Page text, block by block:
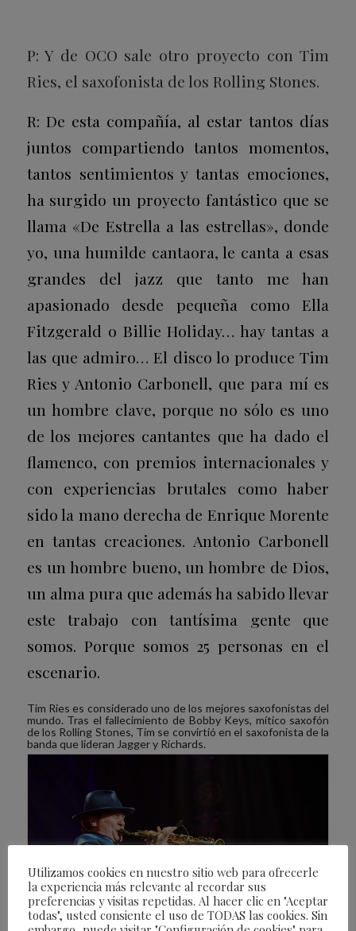
P: Y de OCO sale otro proyecto con Tim
Ries, el saxofonista de los Rolling Stones.
R: De esta compañía, al estar tantos días
juntos compartiendo tantos momentos,
tantos sentimientos y tantas emociones,
ha surgido un proyecto fantástico que se
llama «De Estrella a las estrellas», donde
yo, una humilde cantaora, le canta a esas
grandes del jazz que tanto me han
apasionado desde pequeña como Ella
Fitzgerald o Billie Holiday… hay tantas a
las que admiro… El disco lo produce Tim
Ries y Antonio Carbonell, que para mí es
un hombre clave, porque no sólo es uno
de los mejores cantantes que ha dado el
flamenco, con premios internacionales y
con experiencias brutales como haber
sido la mano derecha de Enrique Morente
en tantas creaciones. Antonio Carbonell
es un hombre bueno, un hombre de Dios,
un alma pura que además ha sabido llevar
este trabajo con tantísima gente que
somos. Porque somos 25 personas en el
escenario.
Tim Ries es considerado uno de los mejores saxofonistas del
mundo. Tras el fallecimiento de Bobby Keys, mítico saxofón
de los Rolling Stones, Tim se convirtió en el saxofonista de la
banda que lideran Jagger y Richards.
Utilizamos cookies en nuestro sitio web para ofrecerle
la experiencia más relevante al recordar sus
preferencias y visitas repetidas. Al hacer clic en "Aceptar
todas", usted consiente el uso de TODAS las cookies. Sin